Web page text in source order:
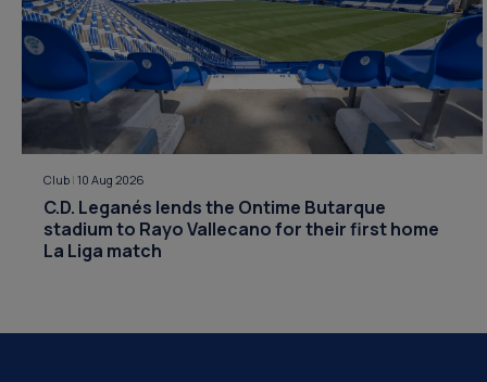
Club | 10 Aug 2026
C.D. Leganés lends the Ontime Butarque
stadium to Rayo Vallecano for their first home
La Liga match